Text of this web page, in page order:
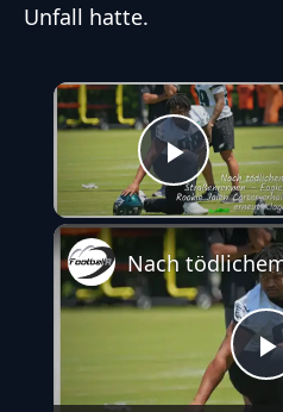
Unfall hatte.
Play